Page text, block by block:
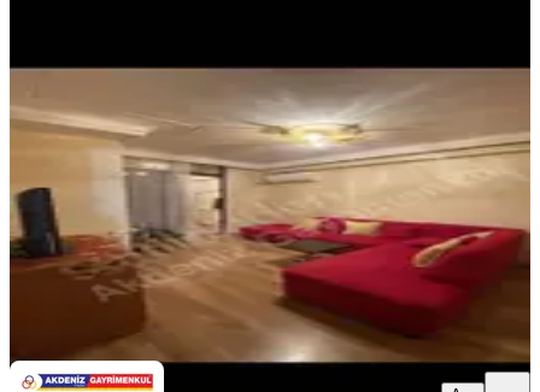
Seyhan, Reşatbey Mahallesi
1+1·55 m² ·5. Kat·06.08.2026
22.000 ₺
Akdeniz Gayrimenkul Mehmet Kızmaz